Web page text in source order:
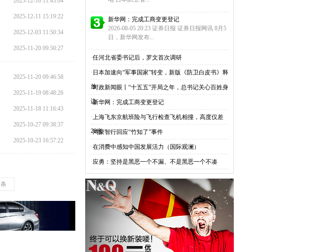
2025-12-11 15:19:22
2025-12-03 11:50:34
2025-11-20 09:50:27
2025-11-20 09:46:58
2025-11-19 08:48:26
2025-11-18 11:16:43
2025-10-27 09:38:37
2025-10-23 16:57:22
条
新华网：完成工商变更登记
2026-08-05 20:23 证券日报 证券日报网讯 8月5
日，新华网发布...
·任河北省委书记后，罗文首次调研
· 日本加速向“军事国家”转变，新版《防卫白皮书》释
放
·时政新闻眼丨“十五五”开局之年，总书记关心百姓身
边
·新华网：完成工商变更登记
·上海飞东京航班险与飞行检查飞机相撞，高度仅差
20米
·鸿蒙智行回应“竹知了”事件
·在消费中感知中国发展活力（国际观澜）
·应勇：坚持是黑恶一个不漏、不是黑恶一个不凑